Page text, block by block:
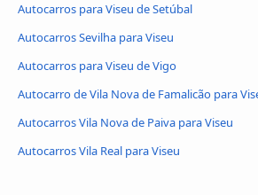
Autocarros para Viseu de Setúbal
Autocarros Sevilha para Viseu
Autocarros para Viseu de Vigo
Autocarro de Vila Nova de Famalicão para
Autocarros Vila Nova de Paiva para Viseu
Autocarros Vila Real para Viseu